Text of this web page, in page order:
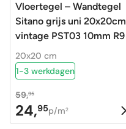
Vloertegel – Wandtegel
Sitano grijs uni 20x20cm
vintage PST03 10mm R9
20x20 cm
1-3 werkdagen
59,95
Oorspronkelijke
prijs
24,95
Huidige
prijs
p/m2